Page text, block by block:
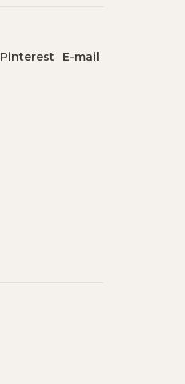
Pinterest E-mail